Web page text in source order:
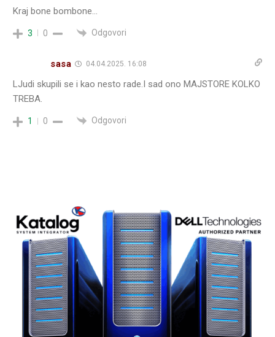
Kraj bone bombone…
3 0 Odgovori
sasa 04.04.2025. 16:08
LJudi skupili se i kao nesto rade.I sad ono MAJSTORE KOLKO
TREBA.
1 0 Odgovori